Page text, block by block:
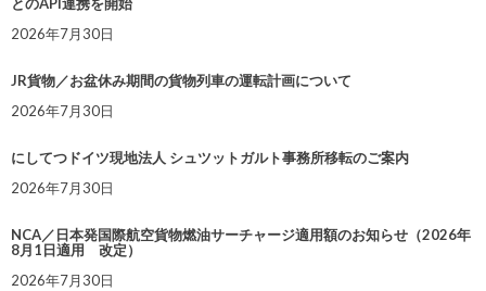
2026年7月30日
JR貨物／お盆休み期間の貨物列車の運転計画について
2026年7月30日
にしてつドイツ現地法人 シュツットガルト事務所移転のご案内
2026年7月30日
NCA／日本発国際航空貨物燃油サーチャージ適用額のお知らせ（2026年
8月1日適用 改定）
2026年7月30日